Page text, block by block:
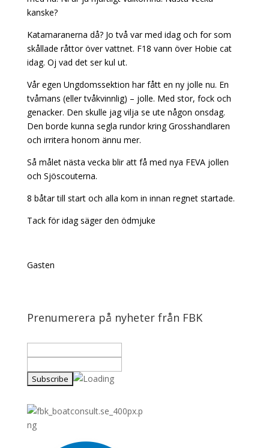
kanske?
Katamaranerna då? Jo två var med idag och for som
skållade råttor över vattnet. F18 vann över Hobie cat
idag. Oj vad det ser kul ut.
Vår egen Ungdomssektion har fått en ny jolle nu. En
tvåmans (eller tvåkvinnlig) – jolle. Med stor, fock och
genacker. Den skulle jag vilja se ute någon onsdag.
Den borde kunna segla rundor kring Grosshandlaren
och irritera honom ännu mer.
Så målet nästa vecka blir att få med nya FEVA jollen
och Sjöscouterna.
8 båtar till start och alla kom in innan regnet startade.
Tack för idag säger den ödmjuke
Gasten
Prenumerera på nyheter från FBK